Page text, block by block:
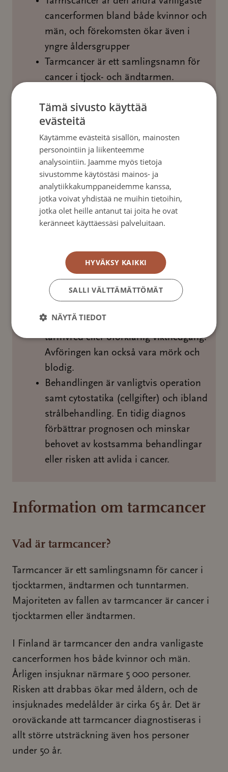
cancerformen bland både kvinnor och
män, och förekomsten ökar även i
yngre åldersgrupper
Tarmcancer är ett samlingsnamn för
cancer i tjock- och ändtarmen.
tidigt skede genom screening
(blodprov).
Det nationella screeningprogrammet
är viktigt och man bör delta i detta då
man blir kallad.
Tarmscancer kan förebyggas genom
att avlägsna förstadier till cancer vid
en koloskopi.
Kända riskfaktorer för att insjukna är
rött och processerat kött, rökning,
hög ålder och ärftlig belastning.
Typiska symtom är förändringar i
förstoppning, diarré, trötthet,
tarmvred eller oförklarlig viktnedgång.
Avföringen kan också vara mörk och
blodig.
Behandlingen är vanligtvis operation
samt cytostatika (cellgifter) och ibland
strålbehandling. En tidig diagnos
förbättrar prognosen och minskar
behovet av kostsamma behandlingar
eller risken att avlida i cancer.
Information om tarmcancer
Vad är tarmcancer?
Tarmcancer är ett samlingsnamn för cancer i
tjocktarmen, ändtarmen och tunntarmen.
Majoriteten av fallen av tarmcancer är cancer i
tjocktarmen eller ändtarmen.
I Finland är tarmcancer den andra vanligaste
cancerformen hos både kvinnor och män.
Årligen insjuknar närmare 5 000 personer.
Risken att drabbas ökar med åldern, och de
insjuknades medelålder är cirka 65 år. Det är
oroväckande att tarmcancer diagnostiseras i
allt större utsträckning även hos personer
under 50 år.
Tämä sivusto käyttää
evästeitä
Käytämme evästeitä sisällön, mainosten
personointiin ja liikenteemme
analysointiin. Jaamme myös tietoja
sivustomme käytöstäsi mainos- ja
analytiikkakumppaneidemme kanssa,
jotka voivat yhdistää ne muihin tietoihin,
jotka olet heille antanut tai joita he ovat
keränneet käyttäessäsi palveluitaan.
HYVÄKSY KAIKKI
SALLI VÄLTTÄMÄTTÖMÄT
NÄYTÄ TIEDOT